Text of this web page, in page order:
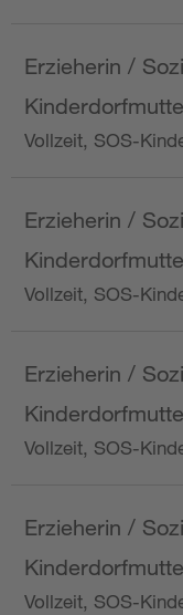
Erzieherin /
Vollzeit, SOS-
Erzieherin /
Vollzeit, SOS-
Erzieherin /
Vollzeit, SOS-
Erzieherin /
Vollzeit, SOS-